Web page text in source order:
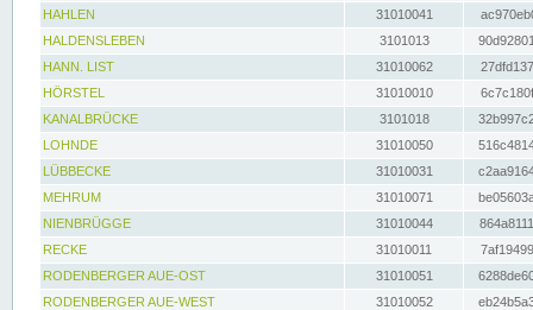
HAHLEN
31010041
HALDENSLEBEN
3101013
HANN. LIST
31010062
HÖRSTEL
31010010
KANALBRÜCKE
3101018
LOHNDE
31010050
LÜBBECKE
31010031
MEHRUM
31010071
NIENBRÜGGE
31010044
RECKE
31010011
RODENBERGER AUE-OST
31010051
RODENBERGER AUE-WEST
31010052